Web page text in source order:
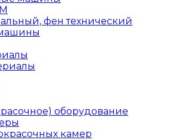
фен технический
оборудование
камер